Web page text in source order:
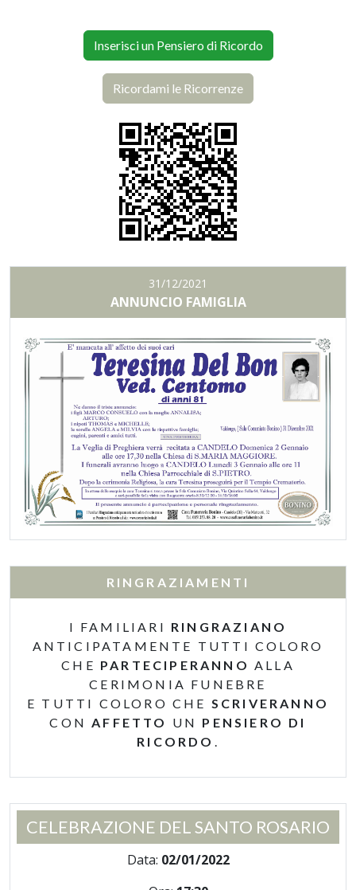
Inserisci un Pensiero di Ricordo
Ricordami le Ricorrenze
31/12/2021
ANNUNCIO FAMIGLIA
RINGRAZIAMENTI
I FAMILIARI RINGRAZIANO
ANTICIPATAMENTE TUTTI COLORO
CHE PARTECIPERANNO ALLA
CERIMONIA FUNEBRE
E TUTTI COLORO CHE SCRIVERANNO
CON AFFETTO UN PENSIERO DI
RICORDO
CELEBRAZIONE DEL SANTO ROSARIO
Data: 02/01/2022